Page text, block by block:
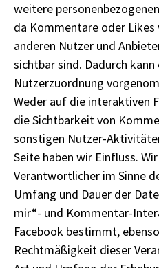
weitere
da Kommentare oder
anderen Nutzer und
sichtbar sind. Dadurch
Nutzerzuordnung
Weder auf die interaktiven
die Sichtbarkeit von
sonstigen Nutzer-
Seite haben wir Einfluss.
Verantwortlicher im Sinne
Umfang und Dauer der
mir“- und Kommentar-
Facebook bestimmt,
Rechtmäßigkeit dieser